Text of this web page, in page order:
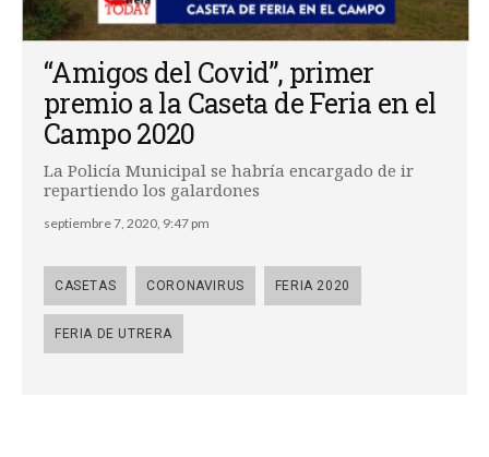
“Amigos del Covid”, primer
premio a la Caseta de Feria en el
Campo 2020
La Policía Municipal se habría encargado de ir
repartiendo los galardones
septiembre 7, 2020, 9:47 pm
CASETAS CORONAVIRUS FERIA 2020
FERIA DE UTRERA